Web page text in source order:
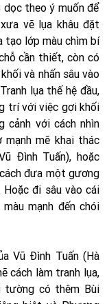
theo ý muốn để
vẽ lụa khâu đặt
tạo lớp màu chìm bí
cần thiết, còn có
và nhấn sâu vào
lụa thế hệ đầu,
trí với việc gợi khối
cảnh với cách nhìn
mẽ khai thác
Đình Tuấn), hoặc
đưa một gương
đi sâu vào cái
mạnh đến chói
Vũ Đình Tuấn (Hà
cách làm tranh lụa,
tường có thêm Bùi